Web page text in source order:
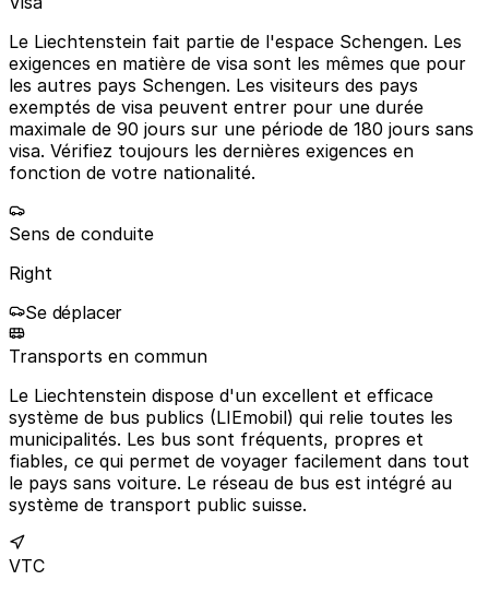
Le Liechtenstein fait partie de l'espace Schengen. Les
exigences en matière de visa sont les mêmes que pour
les autres pays Schengen. Les visiteurs des pays
exemptés de visa peuvent entrer pour une durée
maximale de 90 jours sur une période de 180 jours sans
visa. Vérifiez toujours les dernières exigences en
fonction de votre nationalité.
Sens de conduite
Right
Se déplacer
Transports en commun
Le Liechtenstein dispose d'un excellent et efficace
système de bus publics (LIEmobil) qui relie toutes les
municipalités. Les bus sont fréquents, propres et
fiables, ce qui permet de voyager facilement dans tout
le pays sans voiture. Le réseau de bus est intégré au
système de transport public suisse.
VTC